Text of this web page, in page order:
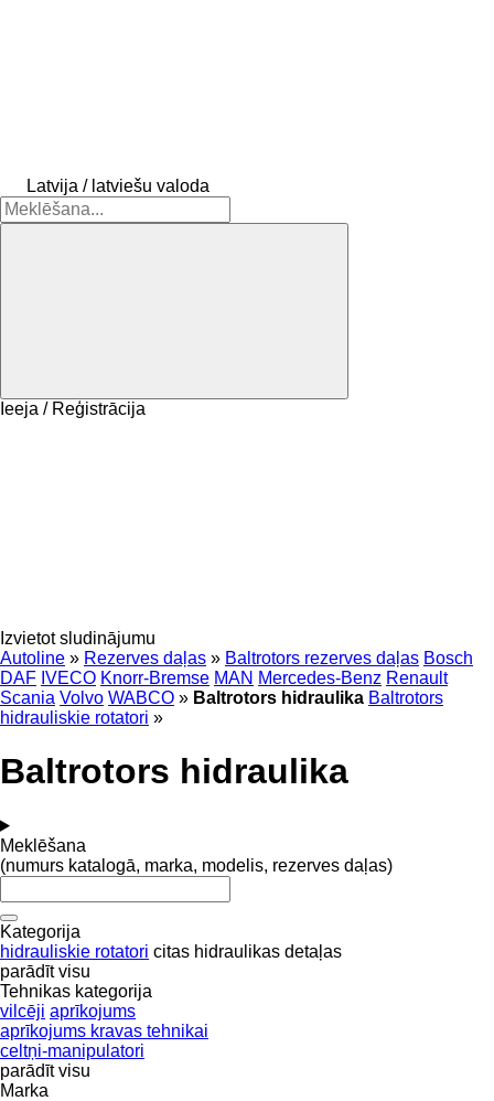
Latvija / latviešu valoda
Ieeja / Reģistrācija
Izvietot sludinājumu
Autoline » Rezerves daļas » Baltrotors rezerves daļas Bosch
DAF IVECO Knorr-Bremse MAN Mercedes-Benz Renault
Scania Volvo WABCO » Baltrotors hidraulika Baltrotors
hidrauliskie rotatori »
Baltrotors hidraulika
Meklēšana
(numurs katalogā, marka, modelis, rezerves daļas)
Kategorija
hidrauliskie rotatori citas hidraulikas detaļas
parādīt visu
Tehnikas kategorija
vilcēji aprīkojums
aprīkojums kravas tehnikai
celtņi-manipulatori
parādīt visu
Marka